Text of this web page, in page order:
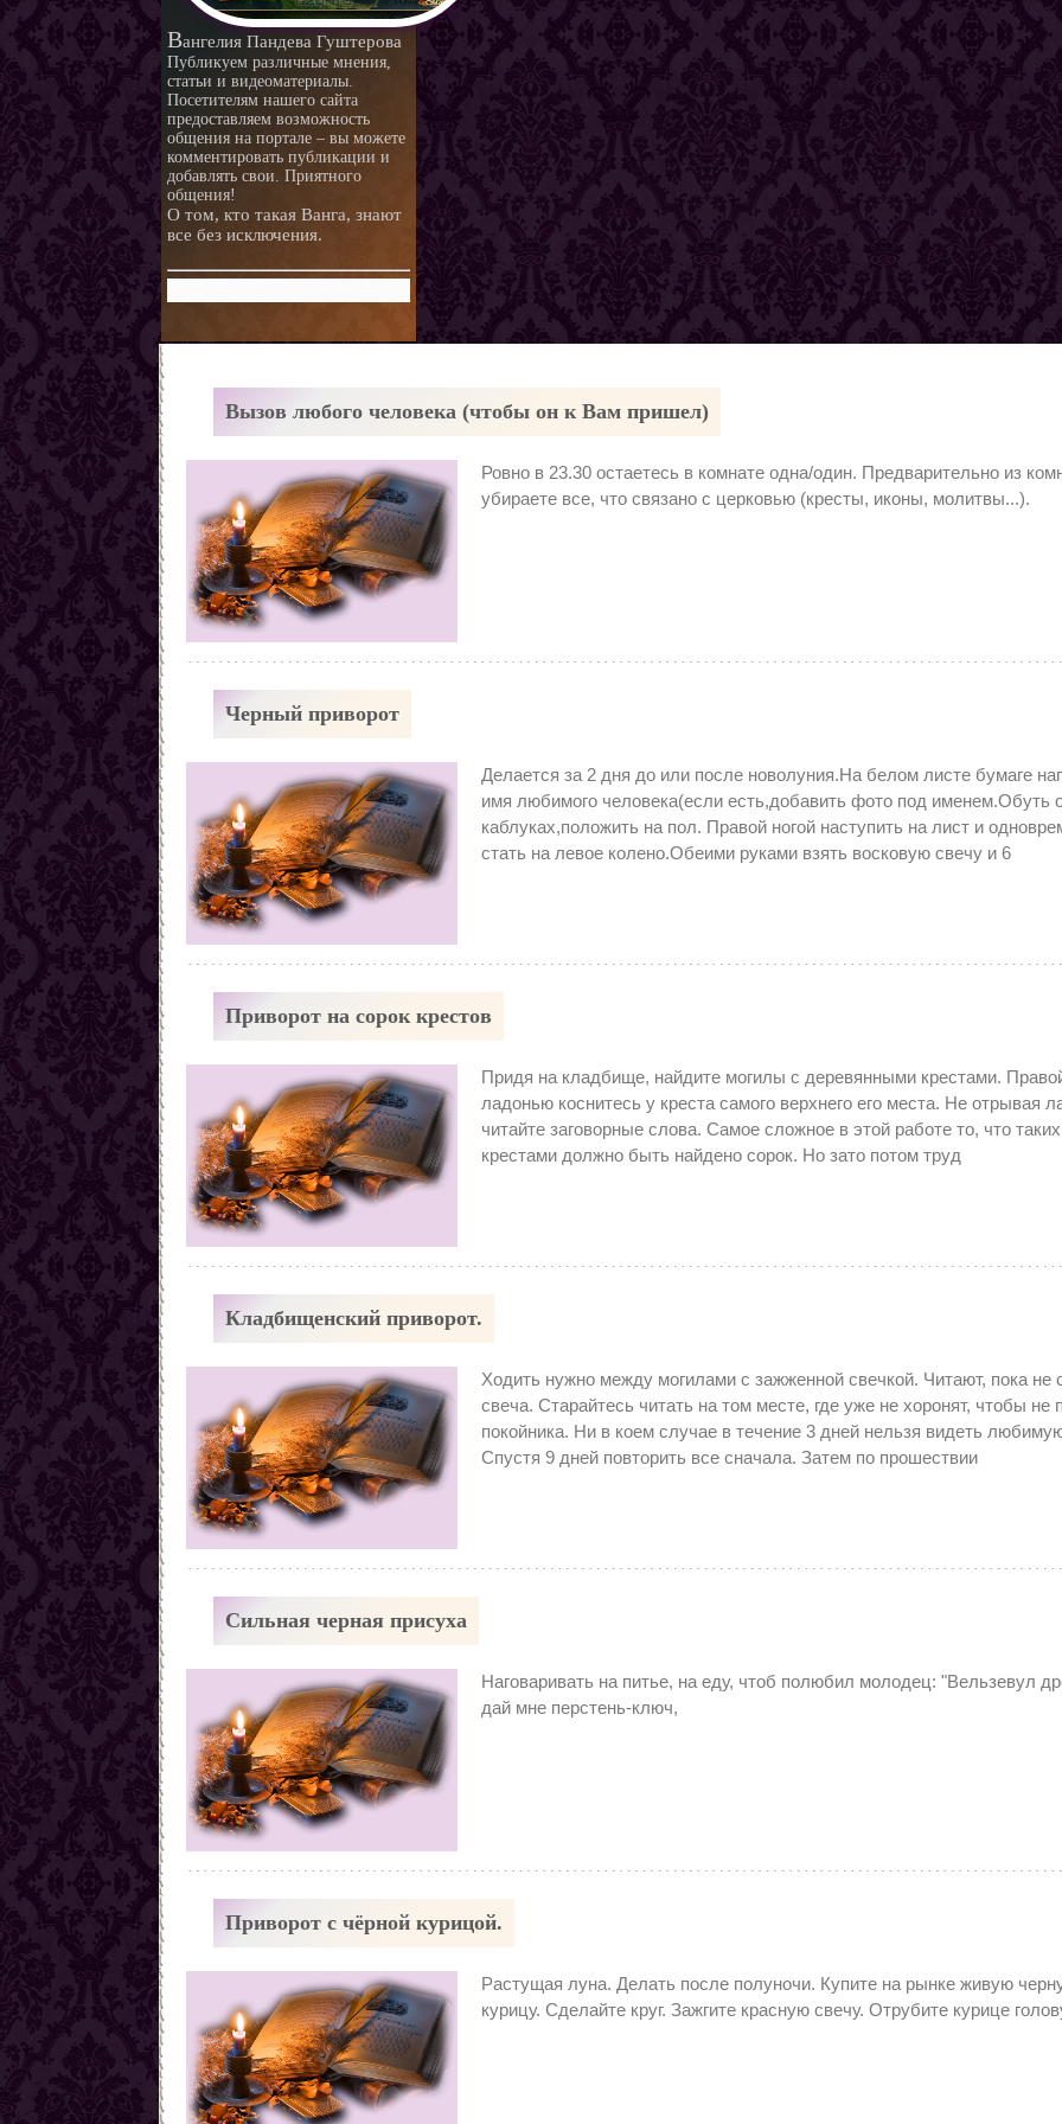
Вангелия Пандева Гуштерова
Публикуем различные мнения,
статьи и видеоматериалы.
Посетителям нашего сайта
предоставляем возможность
общения на портале – вы можете
комментировать публикации и
добавлять свои. Приятного
общения!
О том, кто такая Ванга, знают
все без исключения.
Вызов любого человека (чтобы он к Вам пришел)
Ровно в 23.30 остаетесь в комнате одна/один. Предварительно из
убираете все, что связано с церковью (кресты, иконы, молитвы...).
Черный приворот
Делается за 2 дня до или после новолуния.На белом листе бумаге
имя любимого человека(если есть,добавить фото под именем.Обуть
каблуках,положить на пол. Правой ногой наступить на лист и
стать на левое колено.Обеими руками взять восковую свечу и 6
Приворот на сорок крестов
Придя на кладбище, найдите могилы с деревянными крестами.
ладонью коснитесь у креста самого верхнего его места. Не отрывая
читайте заговорные слова. Самое сложное в этой работе то, что
крестами должно быть найдено сорок. Но зато потом труд
Кладбищенский приворот.
Ходить нужно между могилами с зажженной свечкой. Читают, пока не
свеча. Старайтесь читать на том месте, где уже не хоронят, чтобы не
покойника. Ни в коем случае в течение 3 дней нельзя видеть
Спустя 9 дней повторить все сначала. Затем по прошествии
Сильная черная присуха
Наговаривать на питье, на еду, чтоб полюбил молодец: "Вельзевул
дай мне перстень-ключ,
Приворот с чёрной курицой.
Растущая луна. Делать после полуночи. Купите на рынке живую
курицу. Сделайте круг. Зажгите красную свечу. Отрубите курице